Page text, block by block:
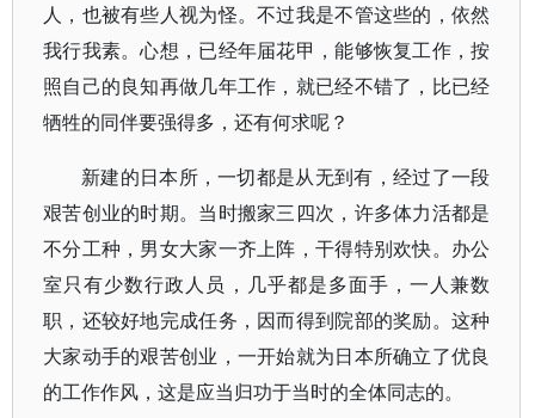
人，也被有些人视为怪。不过我是不管这些的，依然
我行我素。心想，已经年届花甲，能够恢复工作，按
照自己的良知再做几年工作，就已经不错了，比已经
牺牲的同伴要强得多，还有何求呢？
新建的日本所，一切都是从无到有，经过了一段
艰苦创业的时期。当时搬家三四次，许多体力活都是
不分工种，男女大家一齐上阵，干得特别欢快。办公
室只有少数行政人员，几乎都是多面手，一人兼数
职，还较好地完成任务，因而得到院部的奖励。这种
大家动手的艰苦创业，一开始就为日本所确立了优良
的工作作风，这是应当归功于当时的全体同志的。